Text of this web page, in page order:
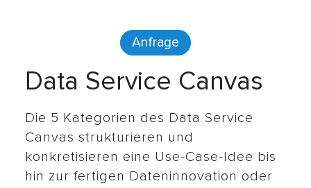
Anfrage
Data Service Canvas
Die 5 Kategorien des Data Service
Canvas strukturieren und
konkretisieren eine Use-Case-Idee bis
hin zur fertigen Dateninnovation oder